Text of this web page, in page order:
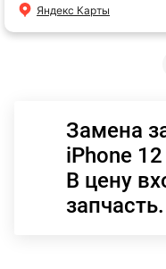
Яндекс Карты
Замена
iPhone
В цену
запчасть.